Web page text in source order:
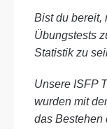
Bist du bereit,
Übungstests
Statistik zu
Unsere ISFP
wurden mit
das Bestehen